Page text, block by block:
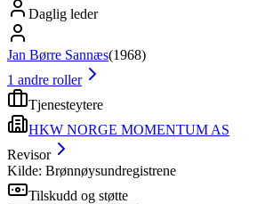
Daglig leder
Jan Børre Sannæs(1968)
1 andre roller
Tjenesteytere
HKW NORGE MOMENTUM AS
Revisor
Kilde: Brønnøysundregistrene
Tilskudd og støtte